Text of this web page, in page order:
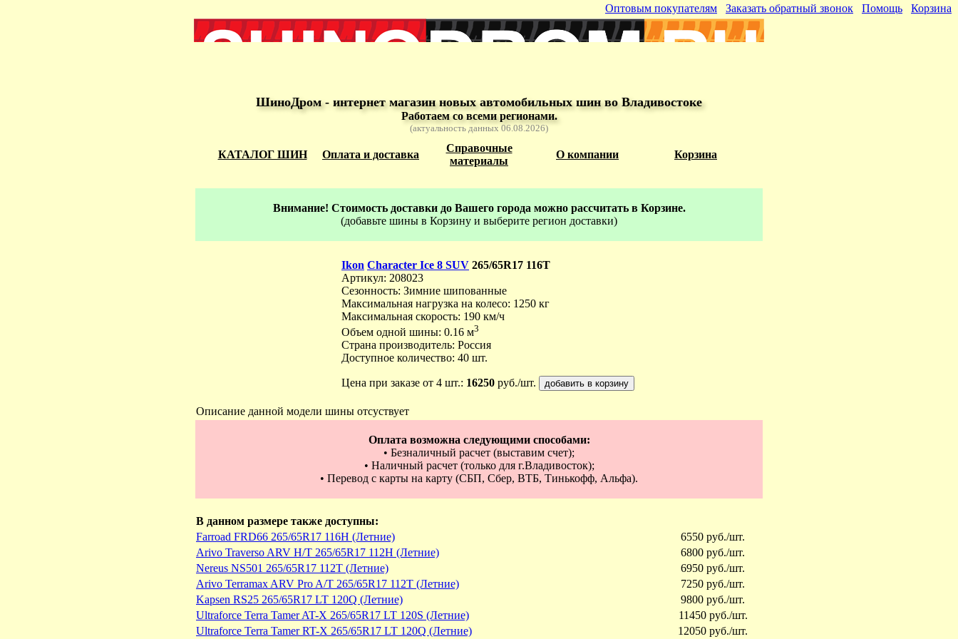
Оптовым покупателям Заказать обратный звонок Помощь Корзина
ШиноДром - интернет магазин новых автомобильных шин во Владивостоке
Работаем со всеми регионами.
(актуальность данных 06.08.2026)
КАТАЛОГ ШИН Оплата и доставка
Справочные
материалы
О компании Корзина
Внимание! Стоимость доставки до Вашего города можно рассчитать в Корзине.
(добавьте шины в Корзину и выберите регион доставки)
Ikon Character Ice 8 SUV 265/65R17 116T
Артикул: 208023
Сезонность: Зимние шипованные
Максимальная нагрузка на колесо: 1250 кг
Максимальная скорость: 190 км/ч
Объем одной шины: 0.16 м3
Страна производитель: Россия
Доступное количество: 40 шт.
Цена при заказе от 4 шт.: 16250 руб./шт.
Описание данной модели шины отсуствует
Оплата возможна следующими способами:
• Безналичный расчет (выставим счет);
• Наличный расчет (только для г.Владивосток);
• Перевод с карты на карту (СБП, Сбер, ВТБ, Тинькофф, Альфа).
В данном размере также доступны:
Farroad FRD66 265/65R17 116H (Летние)
6550 руб./шт.
Arivo Traverso ARV H/T 265/65R17 112H (Летние)
6800 руб./шт.
Nereus NS501 265/65R17 112T (Летние)
6950 руб./шт.
Arivo Terramax ARV Pro A/T 265/65R17 112T (Летние)
7250 руб./шт.
Kapsen RS25 265/65R17 LT 120Q (Летние)
9800 руб./шт.
Ultraforce Terra Tamer AT-X 265/65R17 LT 120S (Летние)
11450 руб./шт.
Ultraforce Terra Tamer RT-X 265/65R17 LT 120Q (Летние)
12050 руб./шт.